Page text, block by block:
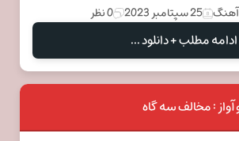
آهنگ 25 سپتامبر 2023 0 نظر
ادامه مطلب + دانلود ...
آواز : مخالف سه گاه